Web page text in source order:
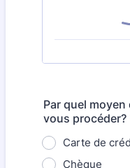
Par quel
vous procéder?
Carte de
Chèque